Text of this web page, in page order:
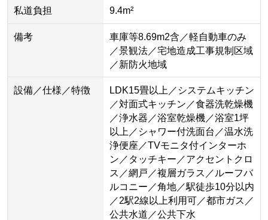
私道負担 9.4m²
備考
車庫等8.69m2含／軽自動車のみ
／景観法／宅地造成工事規制区域
／新防火地域
設備／仕様／特徴
LDK15畳以上／システムキッチン
／対面式キッチン／食器洗乾燥機
／浄水器／浴室乾燥機／浴室1坪
以上／シャワー付洗面台／温水洗
浄便座／TVモニタ付インターホ
ン／タッチキー／アクセントクロ
ス／網戸／複層ガラス／ルーフバ
ルコニー／角地／駅徒歩10分以内
／2駅2線以上利用可／都市ガス／
公共水道／公共下水